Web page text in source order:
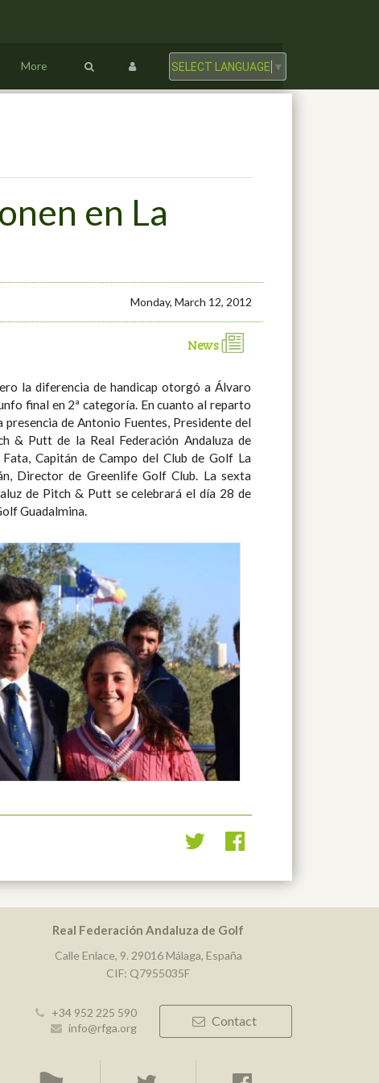
More SELECT LANGUAGE ▼
en La
Monday, March 12, 2012
News
Guadalmina.
Real Federación Andaluza de Golf
Calle Enlace, 9. 29016 Málaga, España
CIF: Q7955035F
+34 952 225 590
info@rfga.org
Contact